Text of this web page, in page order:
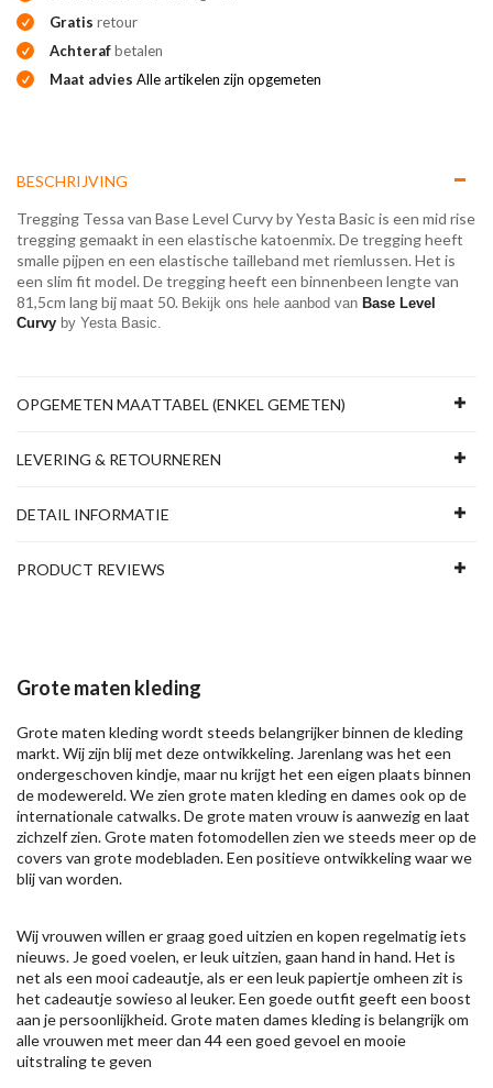
Gratis retour
Achterafbetalen
Maat advies Alle artikelen zijn opgemeten
BESCHRIJVING
Tregging Tessa van Base Level Curvy by Yesta Basic is een mid rise
tregging gemaakt in een elastische katoenmix. De tregging heeft
smalle pijpen en een elastische tailleband met riemlussen. Het is
een slim fit model. De tregging heeft een binnenbeen lengte van
81,5cm lang bij maat 50. Bekijk ons hele aanbod van Base Level
Curvy by Yesta Basic.
OPGEMETEN MAATTABEL (ENKEL GEMETEN)
LEVERING & RETOURNEREN
DETAIL INFORMATIE
PRODUCT REVIEWS
Grote maten kleding
Grote maten kleding wordt steeds belangrijker binnen de kleding
markt. Wij zijn blij met deze ontwikkeling. Jarenlang was het een
ondergeschoven kindje, maar nu krijgt het een eigen plaats binnen
de modewereld. We zien grote maten kleding en dames ook op de
internationale catwalks. De grote maten vrouw is aanwezig en laat
zichzelf zien. Grote maten fotomodellen zien we steeds meer op de
covers van grote modebladen. Een positieve ontwikkeling waar we
blij van worden.
Wij vrouwen willen er graag goed uitzien en kopen regelmatig iets
nieuws. Je goed voelen, er leuk uitzien, gaan hand in hand. Het is
net als een mooi cadeautje, als er een leuk papiertje omheen zit is
het cadeautje sowieso al leuker. Een goede outfit geeft een boost
aan je persoonlijkheid. Grote maten dames kleding is belangrijk om
alle vrouwen met meer dan 44 een goed gevoel en mooie
uitstraling te geven